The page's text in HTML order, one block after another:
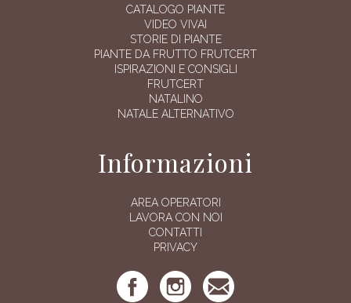
CATALOGO PIANTE
VIDEO VIVAI
STORIE DI PIANTE
PIANTE DA FRUTTO FRUTCERT
ISPIRAZIONI E CONSIGLI
FRUTCERT
NATALINO
NATALE ALTERNATIVO
Informazioni
AREA OPERATORI
LAVORA CON NOI
CONTATTI
PRIVACY